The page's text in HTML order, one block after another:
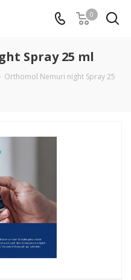
0
Spray 25 ml
Orthomol Nemuri night Spray 25